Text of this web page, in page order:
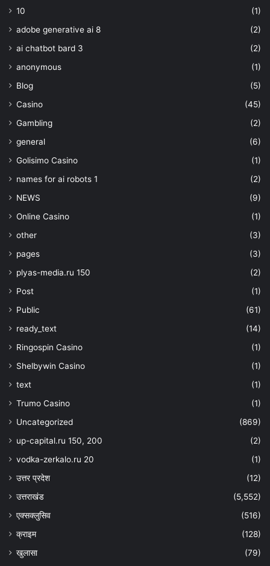
10
(1)
adobe generative ai 8
(2)
ai chatbot bard 3
(2)
anonymous
(1)
Blog
(5)
Casino
(45)
Gambling
(2)
general
(6)
Golisimo Casino
(1)
names for ai robots 1
(2)
NEWS
(9)
Online Casino
(1)
other
(3)
pages
(3)
plyas-media.ru 150
(2)
Post
(1)
Public
(61)
ready_text
(14)
Ringospin Casino
(1)
Shelbywin Casino
(1)
text
(1)
Trumo Casino
(1)
Uncategorized
(869)
up-capital.ru 150, 200
(2)
vodka-zerkalo.ru 20
(1)
उत्तर प्रदेश
(12)
उत्तराखंड
(5,552)
एक्सक्लुसिव
(516)
क्राइम
(128)
खुलासा
(79)